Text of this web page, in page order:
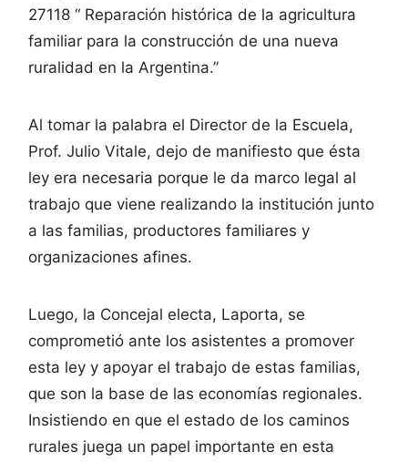
27118 “ Reparación histórica de la agricultura
familiar para la construcción de una nueva
ruralidad en la Argentina.”
Al tomar la palabra el Director de la Escuela,
Prof. Julio Vitale, dejo de manifiesto que ésta
ley era necesaria porque le da marco legal al
trabajo que viene realizando la institución junto
a las familias, productores familiares y
organizaciones afines.
Luego, la Concejal electa, Laporta, se
comprometió ante los asistentes a promover
esta ley y apoyar el trabajo de estas familias,
que son la base de las economías regionales.
Insistiendo en que el estado de los caminos
rurales juega un papel importante en esta